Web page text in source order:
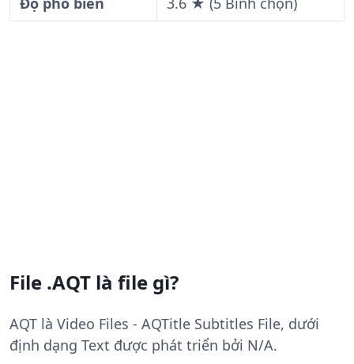
File .AQT là file gì?
AQT là Video Files - AQTitle Subtitles File, dưới
định dạng Text được phát triển bởi N/A.